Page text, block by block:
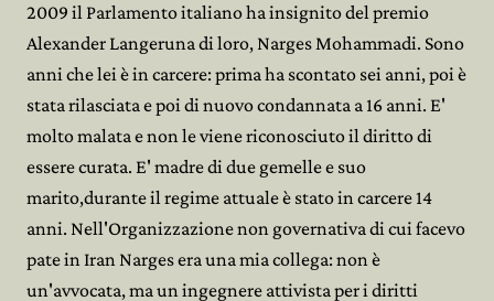
2009 il Parlamento italiano ha insignito del premio
Alexander Langeruna di loro, Narges Mohammadi. Sono
anni che lei è in carcere: prima ha scontato sei anni, poi è
stata rilasciata e poi di nuovo condannata a 16 anni. E'
molto malata e non le viene riconosciuto il diritto di
essere curata. E' madre di due gemelle e suo
marito,durante il regime attuale è stato in carcere 14
anni. Nell'Organizzazione non governativa di cui facevo
pate in Iran Narges era una mia collega: non è
un'avvocata, ma un ingegnere attivista per i diritti